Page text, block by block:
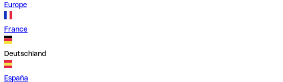
Europe
France
Deutschland
España